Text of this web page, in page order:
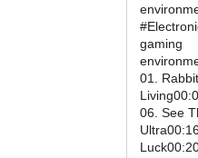
gaming
01.
06. See